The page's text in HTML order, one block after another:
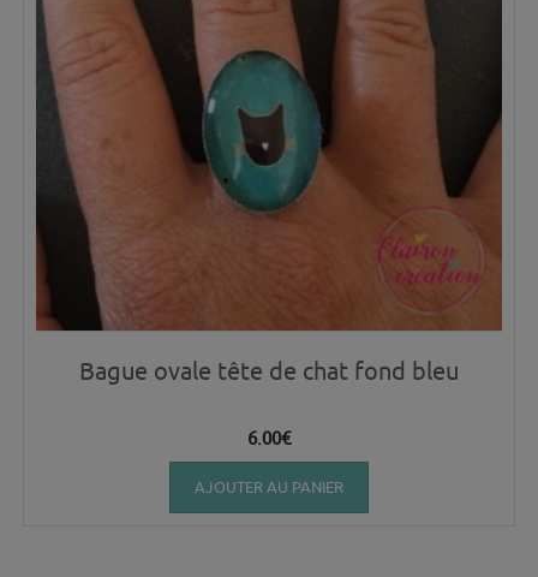
Bague ovale tête de chat fond bleu
6.00€
AJOUTER AU PANIER